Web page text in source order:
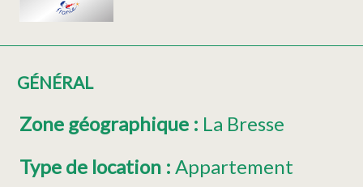
GÉNÉRAL
Zone géographique : La Bresse
Type de location : Appartement